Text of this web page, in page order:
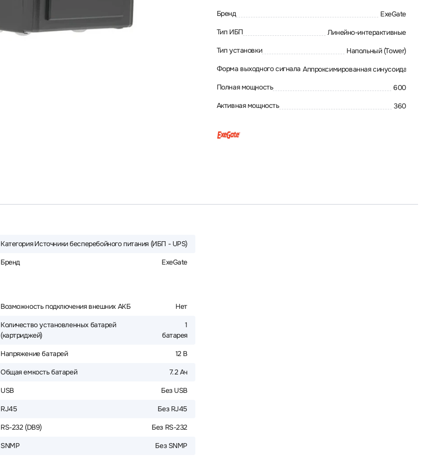
Бренд ExeGate
Тип ИБП Линейно-интерактивные
Тип установки Напольный (Tower)
Форма выходного сигнала Аппроксимированная синусоида
Полная мощность 600
Активная мощность 360
Категория Источники бесперебойного питания (ИБП - UPS)
Бренд ExeGate
Возможность подключения внешних АКБ Нет
Количество установленных батарей
(картриджей)
1
батарея
Напряжение батарей 12 В
Общая емкость батарей 7.2 Ач
USB Без USB
RJ45 Без RJ45
RS-232 (DB9) Без RS-232
SNMP Без SNMP